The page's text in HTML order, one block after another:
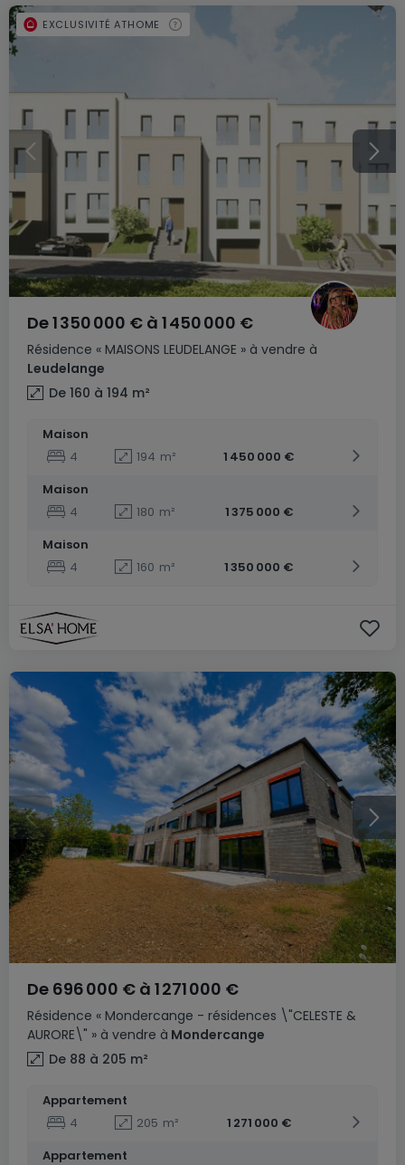
Résidence « MAISONS LEUDELANGE » à vendre à
Leudelange
De1 350 000 € à 1 450 000 €
De 160 à 194 m²
EXCLUSIVITÉ ATHOME
Maison
4
194 m²
1 450 000 €
Maison
4
180 m²
1 375 000 €
Maison
4
160 m² 1 350 000 €
Résidence « Mondercange - résidences \"CELESTE &
AURORE\" » à vendre à Mondercange
De 696 000 € à 1 271 000 €
De 88 à 205 m²
Appartement
4
205 m²
1 271 000 €
Appartement